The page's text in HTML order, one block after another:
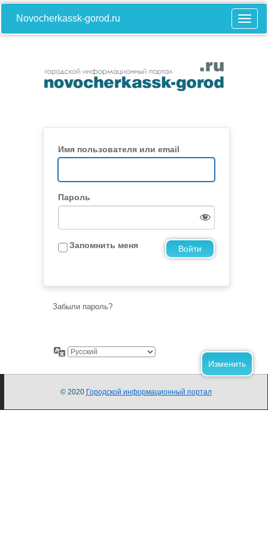
Novocherkassk-gorod.ru
Имя пользователя или email
Пароль
Запомнить меня
Забыли пароль?
© 2020 Городской информационный портал